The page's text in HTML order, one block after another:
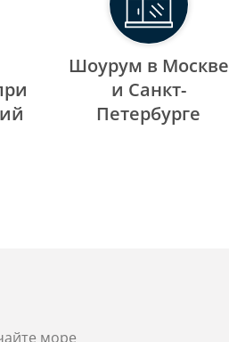
Шоурум в Москве
и Санкт-
Петербурге
море